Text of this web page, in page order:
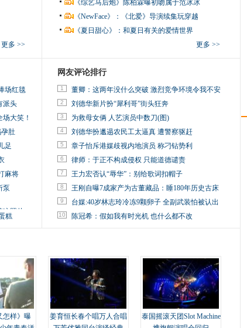
更多 >>
《综艺马后炮》陈柏霖曝初吻属于范冰冰
《NewFace》：《北爱》导演续集玩穿越
《夏日甜心》：和夏日有关的爱情世界
更多 >>
场红毯
派头
大笑！
肚
足
麻将
泵
照片
糕
网友评论排行
1 董卿：这两年没什么突破 激烈竞争环境令我不安
2 刘德华新片扮“犀利哥”街头狂奔
3 为救母女俩 人艺演员中数刀(图)
4 刘德华扮邋遢农民工太逼真 遭警察驱赶
5 章子怡斥港媒歧视内地演员 称刁钻势利
6 律师：于正不构成侵权 只能道德谴责
7 王力宏否认“辱华”：别给歌词扣帽子
8 王刚自曝7成家产为古董藏品：睡180年历史古床
9 台媒:40岁林志玲冷冻9颗卵子 全副武装怕被认出
10 陈冠希：假如我有时光机 也什么都不改
怎样》曝
姜育恒长春个唱万人合唱
泰国摇滚天团Slot Machine